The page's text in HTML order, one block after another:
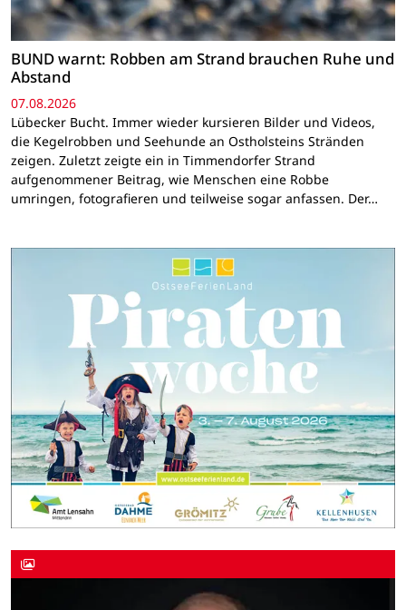
BUND warnt: Robben am Strand brauchen Ruhe und
Abstand
07.08.2026
Lübecker Bucht. Immer wieder kursieren Bilder und Videos,
die Kegelrobben und Seehunde an Ostholsteins Stränden
zeigen. Zuletzt zeigte ein in Timmendorfer Strand
aufgenommener Beitrag, wie Menschen eine Robbe
umringen, fotografieren und teilweise sogar anfassen. Der…